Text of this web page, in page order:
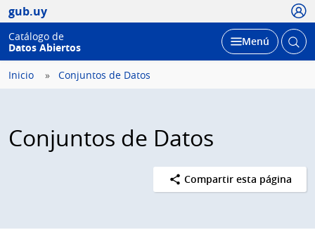
gub.uy
Catálogo de
Datos Abiertos
Desplegar
Menú Abrir
Inicio Conjuntos de Datos
Conjuntos de Datos
Compartir esta página